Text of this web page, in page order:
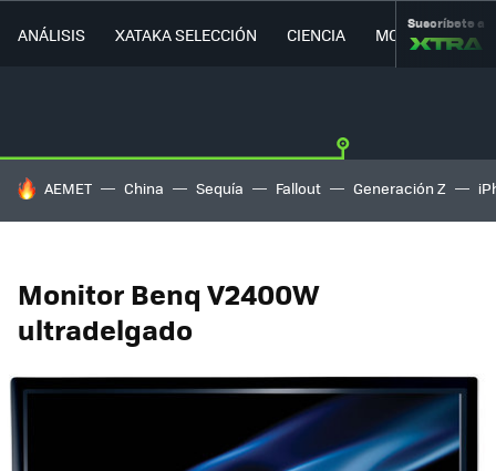
ANÁLISIS XATAKA SELECCIÓN CIENCIA MOVILIDAD
Suscríbete a
HOY SE HABLA DE
AEMET China Sequía Fallout Generación Z
Monitor Benq V2400W
ultradelgado